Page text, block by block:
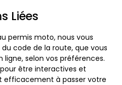
Liées
permis moto, nous vous
code de la route, que vous
ligne, selon vos préférences.
être interactives et
efficacement à passer votre